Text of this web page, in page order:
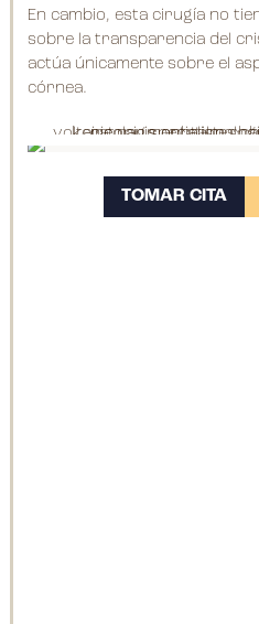
En cambio, esta cirugía no
sobre la transparencia del
actúa únicamente sobre el
córnea.
TOMAR CITA